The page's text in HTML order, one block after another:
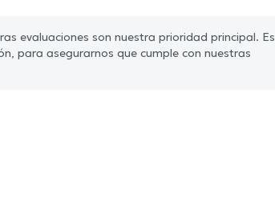
evaluaciones son nuestra prioridad principal. Es
para asegurarnos que cumple con nuestras